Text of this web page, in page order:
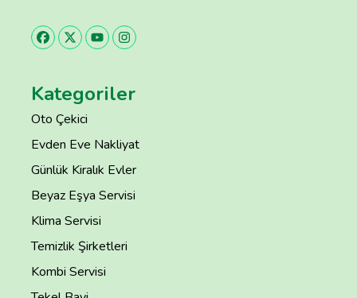
Kategoriler
Oto Çekici
Evden Eve Nakliyat
Günlük Kiralık Evler
Beyaz Eşya Servisi
Klima Servisi
Temizlik Şirketleri
Kombi Servisi